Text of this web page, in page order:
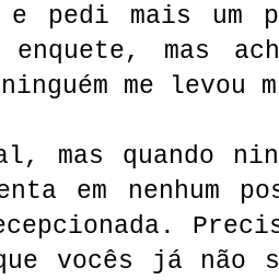
pedi mais um
mas
me
mas quando
em nenhum
vocês já não